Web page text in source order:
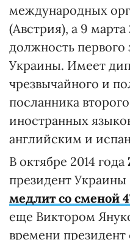
международных
(Австрия), а 9
должность
Украины. Имеет
чрезвычайного и
посланника
иностранных
английским и
В октябре 2014 года
президент Украины
медлит со сменой
еще Виктором
времени